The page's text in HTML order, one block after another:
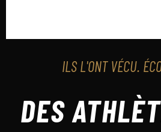
ILS L'ONT VÉCU.
DES